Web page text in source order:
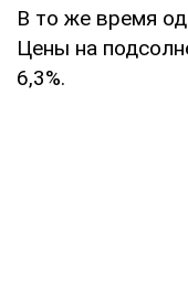
В то же время
Цены на
6,3%.